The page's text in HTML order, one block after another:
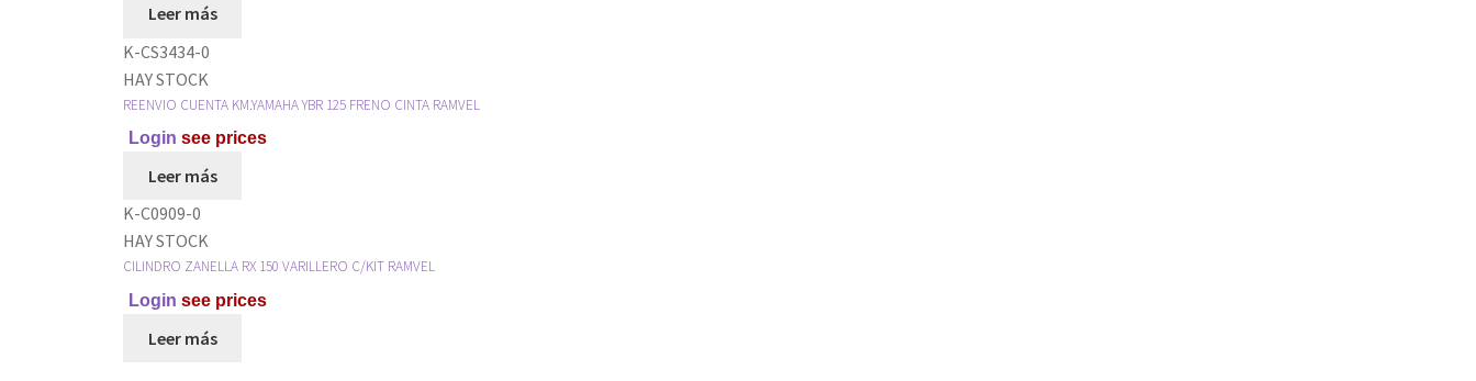
Leer más
K-CS3434-0
HAY STOCK
REENVIO CUENTA KM.YAMAHA YBR 125 FRENO CINTA RAMVEL
Login see prices
Leer más
K-C0909-0
HAY STOCK
CILINDRO ZANELLA RX 150 VARILLERO C/KIT RAMVEL
Login see prices
Leer más